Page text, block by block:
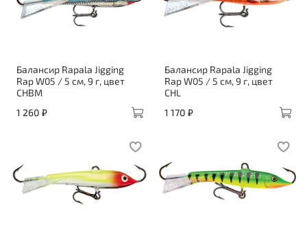
Балансир Rapala Jigging
Rap W05 / 5 см, 9 г, цвет
CHBM
1 260 ₽
Балансир Rapala Jigging
Rap W05 / 5 см, 9 г, цвет
CHL
1 170 ₽